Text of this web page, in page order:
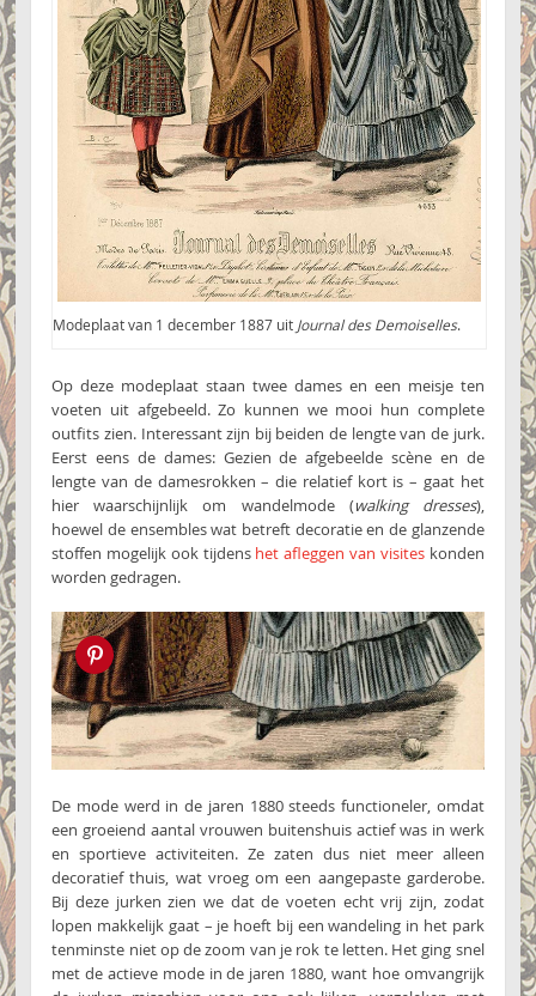
Modeplaat van 1 december 1887 uit Journal des Demoiselles.
Op deze modeplaat staan twee dames en een meisje ten
voeten uit afgebeeld. Zo kunnen we mooi hun complete
outfits zien. Interessant zijn bij beiden de lengte van de jurk.
Eerst eens de dames: Gezien de afgebeelde scène en de
lengte van de damesrokken – die relatief kort is – gaat het
hier waarschijnlijk om wandelmode (walking dresses),
hoewel de ensembles wat betreft decoratie en de glanzende
stoffen mogelijk ook tijdens het afleggen van visiteskonden
worden gedragen.
Pin this!
De mode werd in de jaren 1880 steeds functioneler, omdat
een groeiend aantal vrouwen buitenshuis actief was in werk
en sportieve activiteiten. Ze zaten dus niet meer alleen
decoratief thuis, wat vroeg om een aangepaste garderobe.
Bij deze jurken zien we dat de voeten echt vrij zijn, zodat
lopen makkelijk gaat – je hoeft bij een wandeling in het park
tenminste niet op de zoom van je rok te letten. Het ging snel
met de actieve mode in de jaren 1880, want hoe omvangrijk